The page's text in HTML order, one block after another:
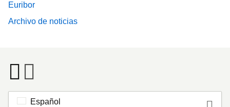
Euribor
Archivo de noticias
Español